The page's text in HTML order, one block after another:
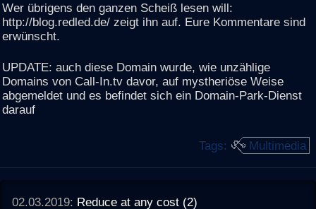
Wer übrigens den ganzen Scheiß lesen will:
http://blog.redled.de/ zeigt ihn auf. Eure Kommentare sind
erwünscht.
UPDATE: auch diese Domain wurde, wie unzählige
Domains von Call-In.tv davor, auf mystheriöse Weise
abgemeldet und es befindet sich ein Domain-Park-Dienst
darauf
Tags: Multimedia
02.03.2019: Reduce at any cost (2)